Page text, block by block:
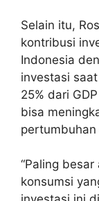
Selain itu,
kontribusi
Indonesia
investasi
25% dari
bisa
pertumbuhan
“Paling
konsumsi